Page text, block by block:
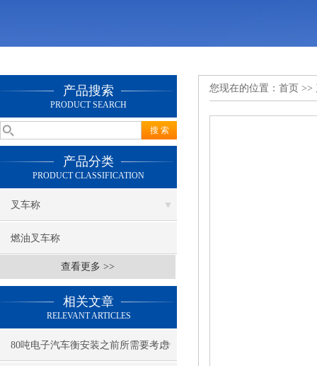
产品搜索
PRODUCT SEARCH
产品分类
PRODUCT CLASSIFICATION
叉车称
燃油叉车称
查看更多 >>
相关文章
RELEVANT ARTICLES
80吨电子汽车衡安装之前所需要考虑
您现在的位置： 首页 >>